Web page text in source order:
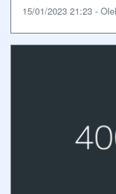
15/01/2023 21:23 -